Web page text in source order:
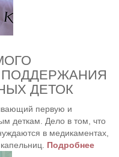
ДЕТОК
первую и
деткам. Дело в том, что
в медикаментах,
Подробнее